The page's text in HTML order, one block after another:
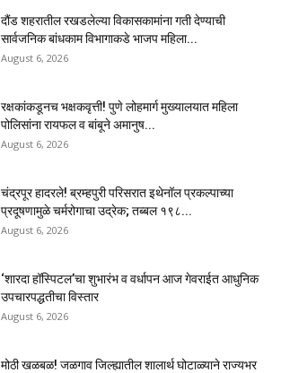
दौंड शहरातील रखडलेल्या विकासकामांना गती देण्याची
सार्वजनिक बांधकाम विभागाकडे भाजप महिला...
August 6, 2026
रक्षकांकडूनच भक्षकवृत्ती! पुणे लोहमार्ग मुख्यालयात महिला
पोलिसांना रायफल व बांबूने अमानुष...
August 6, 2026
चंद्रपूर हादरले! ब्रम्हपुरी परिसरात इथेनॉल प्रकल्पाच्या
प्रदूषणामुळे चर्मरोगाचा उद्रेक; तब्बल १९८...
August 6, 2026
‘शारदा हॉस्पिटल’चा शुभारंभ व वर्धापन आज गेवराईत आधुनिक
उपचारपद्धतीचा विस्तार
August 6, 2026
मोठी खळबळ! जळगाव जिल्ह्यातील शालार्थ घोटाळ्याने राज्यभर